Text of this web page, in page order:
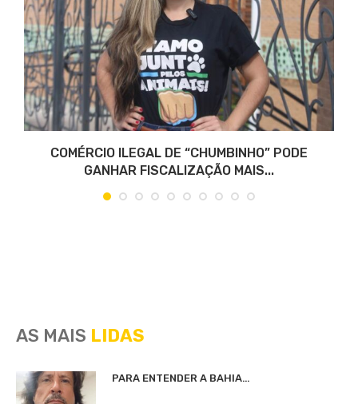
COMÉRCIO ILEGAL DE “CHUMBINHO” PODE
GANHAR FISCALIZAÇÃO MAIS...
AS MAIS LIDAS
PARA ENTENDER A BAHIA…